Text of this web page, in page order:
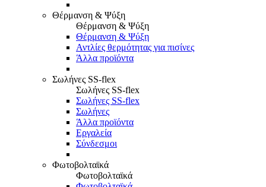
Θέρμανση & Ψύξη
Θέρμανση & Ψύξη
Θέρμανση & Ψύξη
Αντλίες θερμότητας για πισίνες
Άλλα προϊόντα
Σωλήνες SS-flex
Σωλήνες SS-flex
Σωλήνες SS-flex
Σωλήνες
Άλλα προϊόντα
Εργαλεία
Σύνδεσμοι
Φωτοβολταϊκά
Φωτοβολταϊκά